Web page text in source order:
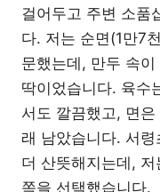
걸어두고 주변 소품
다. 저는 순면(1만7
문했는데, 만두 속
딱이었습니다. 육수
서도 깔끔했고, 면
래 남았습니다. 서
더 산뜻해지는데,
쪽을 선택했습니다.